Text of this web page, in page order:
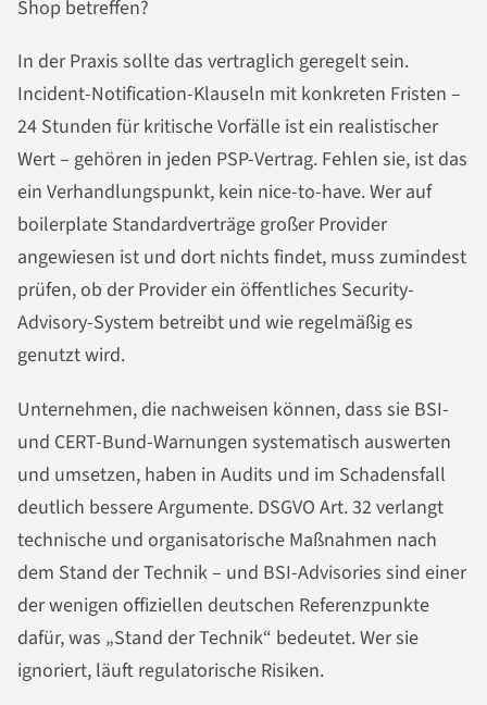
Shop betreffen?
In der Praxis sollte das vertraglich geregelt sein.
Incident-Notification-Klauseln mit konkreten Fristen –
24 Stunden für kritische Vorfälle ist ein realistischer
Wert – gehören in jeden PSP-Vertrag. Fehlen sie, ist das
ein Verhandlungspunkt, kein nice-to-have. Wer auf
boilerplate Standardverträge großer Provider
angewiesen ist und dort nichts findet, muss zumindest
prüfen, ob der Provider ein öffentliches Security-
Advisory-System betreibt und wie regelmäßig es
genutzt wird.
Unternehmen, die nachweisen können, dass sie BSI-
und CERT-Bund-Warnungen systematisch auswerten
und umsetzen, haben in Audits und im Schadensfall
deutlich bessere Argumente. DSGVO Art. 32 verlangt
technische und organisatorische Maßnahmen nach
dem Stand der Technik – und BSI-Advisories sind einer
der wenigen offiziellen deutschen Referenzpunkte
dafür, was „Stand der Technik“ bedeutet. Wer sie
ignoriert, läuft regulatorische Risiken.